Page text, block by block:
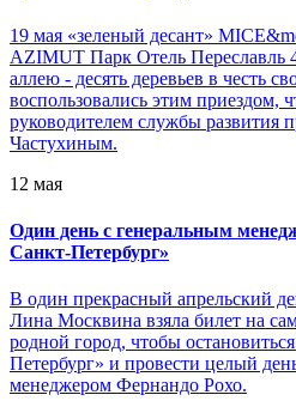
19 мая «зеленый десант»
AZIMUT Парк Отель
аллею - десять деревьев в честь
воспользовались этим приездом,
руководителем службы развития
Частухиным.
12 мая
Один день с генеральным
Санкт-Петербург»
В один прекрасный апрельский
Лина Москвина взяла билет на
родной город, чтобы
Петербург» и провести целый
менеджером Фернандо Рохо.